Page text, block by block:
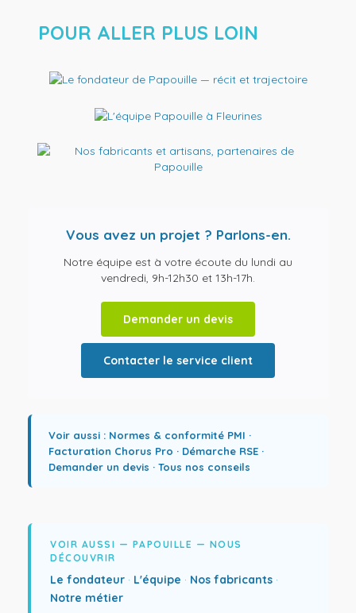
POUR ALLER PLUS LOIN
Vous avez un projet ? Parlons-en.
Notre équipe est à votre écoute du lundi au
vendredi, 9h-12h30 et 13h-17h.
Demander un devis
Contacter le service client
Voir aussi : Normes & conformité PMI ·
Facturation Chorus Pro · Démarche RSE ·
Demander un devis · Tous nos conseils
VOIR AUSSI — PAPOUILLE — NOUS
DÉCOUVRIR
Le fondateur · L'équipe · Nos fabricants ·
Notre métier